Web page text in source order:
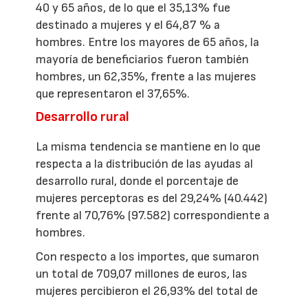
40 y 65 años, de lo que el 35,13% fue
destinado a mujeres y el 64,87 % a
hombres. Entre los mayores de 65 años, la
mayoría de beneficiarios fueron también
hombres, un 62,35%, frente a las mujeres
que representaron el 37,65%.
Desarrollo rural
La misma tendencia se mantiene en lo que
respecta a la distribución de las ayudas al
desarrollo rural, donde el porcentaje de
mujeres perceptoras es del 29,24% (40.442)
frente al 70,76% (97.582) correspondiente a
hombres.
Con respecto a los importes, que sumaron
un total de 709,07 millones de euros, las
mujeres percibieron el 26,93% del total de